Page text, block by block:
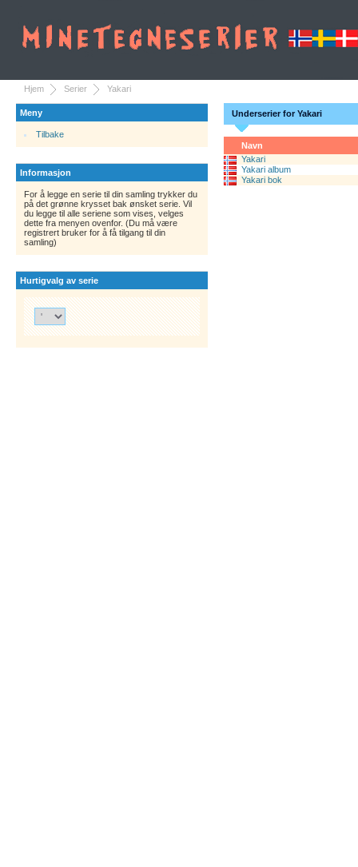
Hjem Serier Yakari
Meny
Tilbake
Informasjon
For å legge en serie til din samling trykker du
på det grønne krysset bak ønsket serie. Vil
du legge til alle seriene som vises, velges
dette fra menyen ovenfor. (Du må være
registrert bruker for å få tilgang til din
samling)
Hurtigvalg av serie
Underserier for Yakari
Navn
Yakari
Yakari album
Yakari bok